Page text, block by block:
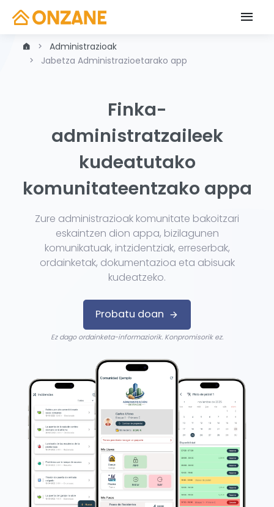
Administrazioak
Jabetza Administrazioetarako app
Finka-
administratzaileek
kudeatutako
komunitateentzako appa
Zure administrazioak komunitate bakoitzari
eskaintzen dion appa, bizilagunen
komunikatuak, intzidentziak, erreserbak,
ordainketak, dokumentazioa eta abisuak
kudeatzeko.
Probatu doan
Ez dago ordainketa-informaziorik. Konpromisorik ez.